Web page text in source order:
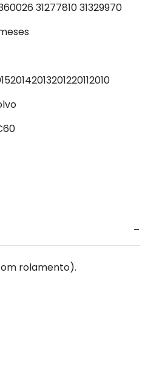
31277810 31329970
20142013201220112010
rolamento).